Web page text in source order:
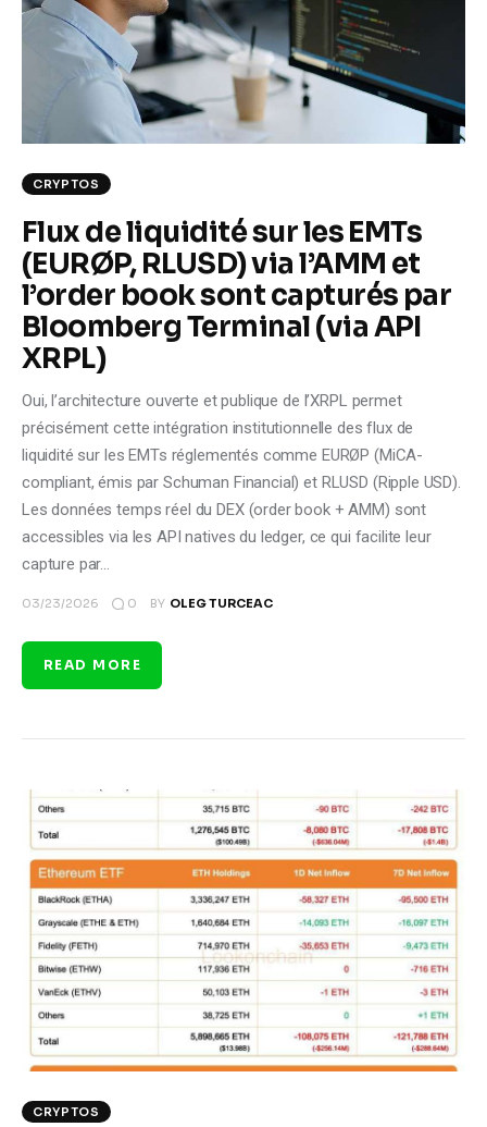
Climate
Markets
Tech
Reports
Shop
CRYPTOS
Flux de liquidité sur les EMTs
(EURØP, RLUSD) via l’AMM et
l’order book sont capturés par
Bloomberg Terminal (via API
XRPL)
Oui, l’architecture ouverte et publique de l’XRPL permet
précisément cette intégration institutionnelle des flux de
liquidité sur les EMTs réglementés comme EURØP (MiCA-
compliant, émis par Schuman Financial) et RLUSD (Ripple USD).
Les données temps réel du DEX (order book + AMM) sont
accessibles via les API natives du ledger, ce qui facilite leur
capture par…
03/23/2026 0 BY OLEG TURCEAC
READ MORE
CRYPTOS